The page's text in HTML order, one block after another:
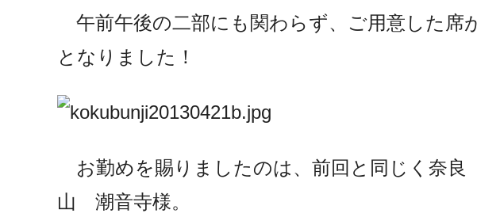
午前午後の二部にも関わらず、ご用意した席
となりました！
お勤めを賜りましたのは、前回と同じく奈
山 潮音寺様。